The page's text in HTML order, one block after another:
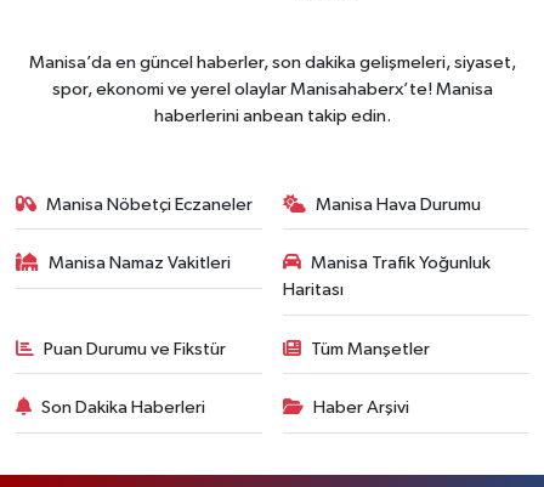
Manisa’da en güncel haberler, son dakika gelişmeleri, siyaset,
spor, ekonomi ve yerel olaylar Manisahaberx’te! Manisa
haberlerini anbean takip edin.
Manisa Nöbetçi Eczaneler Manisa Hava Durumu
Manisa Namaz Vakitleri
Manisa Trafik Yoğunluk
Haritası
Puan Durumu ve Fikstür Tüm Manşetler
Son Dakika Haberleri Haber Arşivi